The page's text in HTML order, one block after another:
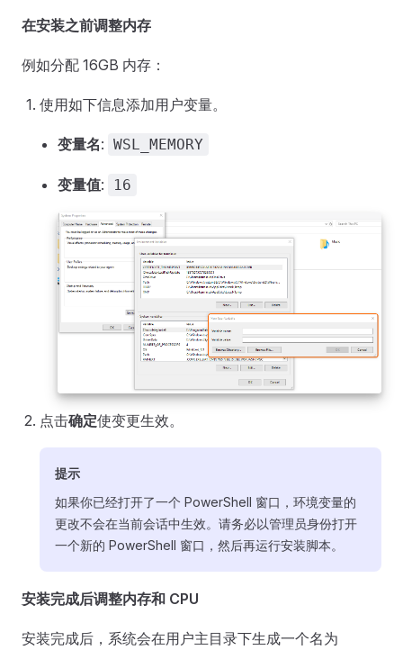
在安装之前调整内存
例如分配 16GB 内存：
使用如下信息添加用户变量。
变量名: WSL_MEMORY
变量值: 16
点击确定使变更生效。
提示
如果你已经打开了一个 PowerShell 窗口，环境变量的
更改不会在当前会话中生效。请务必以管理员身份打开
一个新的 PowerShell 窗口，然后再运行安装脚本。
安装完成后调整内存和 CPU
安装完成后，系统会在用户主目录下生成一个名为